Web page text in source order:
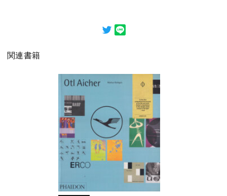
関連書籍